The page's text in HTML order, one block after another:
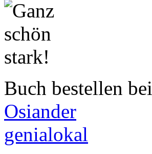
Buch bestellen bei
Osiander
genialokal